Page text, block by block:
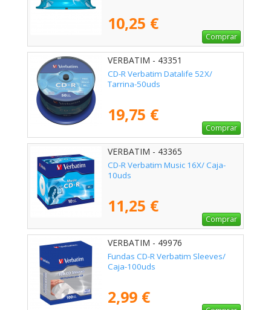
10,25 €
Comprar
VERBATIM - 43351
CD-R Verbatim Datalife 52X/
Tarrina-50uds
19,75 €
Comprar
VERBATIM - 43365
CD-R Verbatim Music 16X/ Caja-
10uds
11,25 €
Comprar
VERBATIM - 49976
Fundas CD-R Verbatim Sleeves/
Caja-100uds
2,99 €